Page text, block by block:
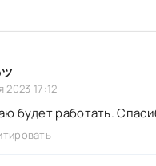
2023 17:12
будет работать.